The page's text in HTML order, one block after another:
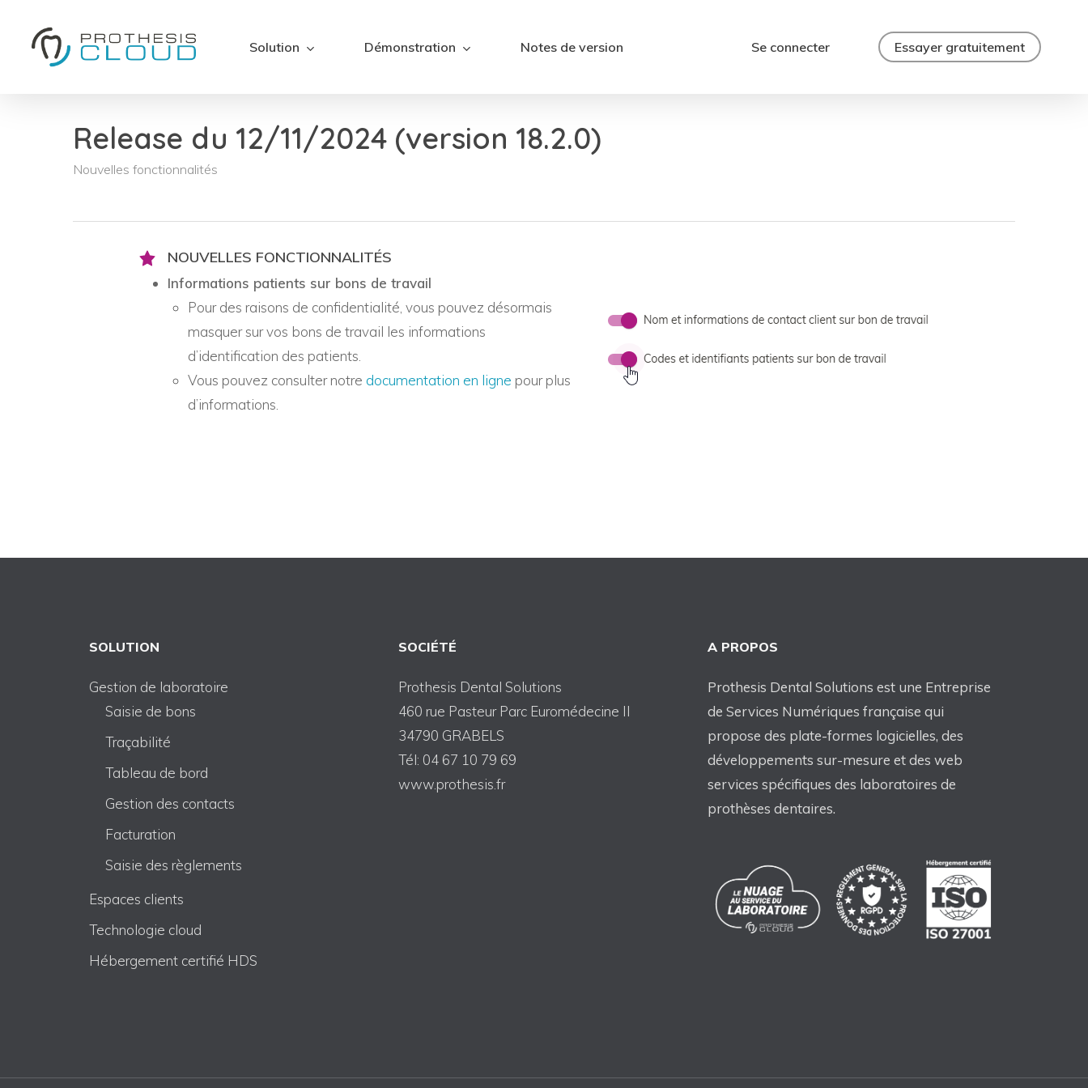
Solution Démonstration Notes de version Se connecter Essayer gratuitement
Release du 12/11/2024 (version 18.2.0)
Nouvelles fonctionnalités
NOUVELLES FONCTIONNALITÉS
Informations patients sur bons de travail
Pour des raisons de confidentialité, vous pouvez désormais
masquer sur vos bons de travail les informations
d’identification des patients.
Vous pouvez consulter notre documentation en ligne pour plus
d’informations.
SOLUTION
Gestion de laboratoire
Saisie de bons
Traçabilité
Tableau de bord
Gestion des contacts
Facturation
Saisie des règlements
Espaces clients
Technologie cloud
Hébergement certifié HDS
SOCIÉTÉ
Prothesis Dental Solutions
460 rue Pasteur Parc Euromédecine II
34790 GRABELS
Tél: 04 67 10 79 69
www.prothesis.fr
A PROPOS
Prothesis Dental Solutions est une Entreprise
de Services Numériques française qui
propose des plate-formes logicielles, des
développements sur-mesure et des web
services spécifiques des laboratoires de
prothèses dentaires.